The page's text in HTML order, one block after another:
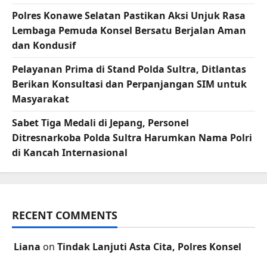
Polres Konawe Selatan Pastikan Aksi Unjuk Rasa
Lembaga Pemuda Konsel Bersatu Berjalan Aman
dan Kondusif
Pelayanan Prima di Stand Polda Sultra, Ditlantas
Berikan Konsultasi dan Perpanjangan SIM untuk
Masyarakat
Sabet Tiga Medali di Jepang, Personel
Ditresnarkoba Polda Sultra Harumkan Nama Polri
di Kancah Internasional
RECENT COMMENTS
Liana on Tindak Lanjuti Asta Cita, Polres Konsel